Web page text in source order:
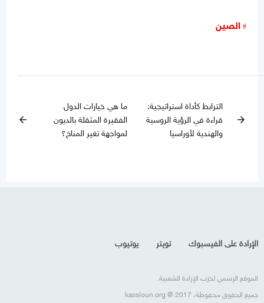
الصين
arrow_forward
الترابط كأداة استراتيجية:
قراءة في الرؤية الروسية
والهندية لأوراسيا
ما هي خيارات الدول
الفقيرة المثقلة بالديون
لمواجهة تغير المناخ؟
arrow_back
الإرادة على الفيسبوك تويتر يوتيوب
الموقع الرسمي لحزب الإرادة الشعبية.
جميع الحقوق محفوظة، kassioun.org @ 2017